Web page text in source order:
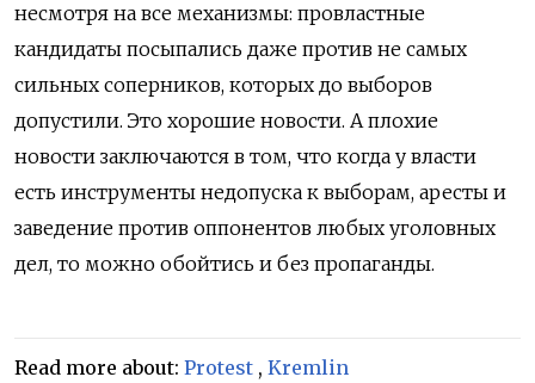
несмотря на все механизмы: провластные
кандидаты посыпались даже против не самых
сильных соперников, которых до выборов
допустили. Это хорошие новости. А плохие
новости заключаются в том, что когда у власти
есть инструменты недопуска к выборам, аресты и
заведение против оппонентов любых уголовных
дел, то можно обойтись и без пропаганды.
Read more about: Protest , Kremlin